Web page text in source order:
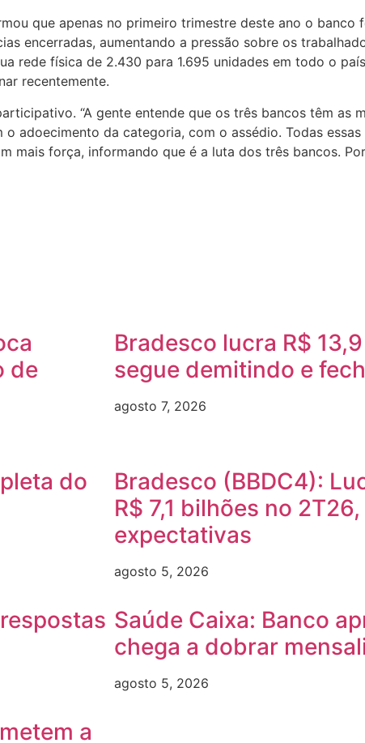
que apenas no primeiro trimestre deste ano o banco
encerradas, aumentando a pressão sobre os
rede física de 2.430 para 1.695 unidades em todo o
recentemente.
“A gente entende que os três bancos têm as
adoecimento da categoria, com o assédio. Todas
mais força, informando que é a luta dos três bancos.
de
Bradesco lucra R$
segue demitindo e
agosto 7, 2026
do
Bradesco (BBDC4):
R$ 7,1 bilhões no
expectativas
agosto 5, 2026
Saúde Caixa: Banco
chega a dobrar
agosto 5, 2026
a